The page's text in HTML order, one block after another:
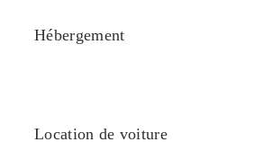
Hébergement
Location de voiture